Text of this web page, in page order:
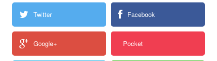
Twitter Facebook
Google+ Pocket